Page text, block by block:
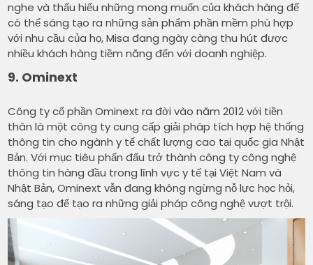
nghe và thấu hiểu những mong muốn của khách hàng để
có thể sáng tạo ra những sản phẩm phần mềm phù hợp
với nhu cầu của họ, Misa đang ngày càng thu hút được
nhiều khách hàng tiềm năng đến với doanh nghiệp.
9. Ominext
Công ty cổ phần Ominext ra đời vào năm 2012 với tiền
thân là một công ty cung cấp giải pháp tích hợp hệ thống
thông tin cho ngành y tế chất lượng cao tại quốc gia Nhật
Bản. Với mục tiêu phấn đấu trở thành công ty công nghệ
thông tin hàng đầu trong lĩnh vực y tế tại Việt Nam và
Nhật Bản, Ominext vẫn đang không ngừng nỗ lực học hỏi,
sáng tạo để tạo ra những giải pháp công nghệ vượt trội.